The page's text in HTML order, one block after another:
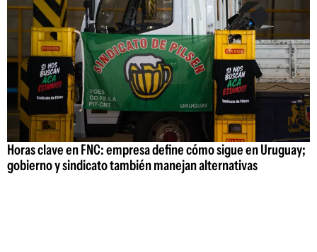
Horas clave en FNC: empresa define cómo sigue en Uruguay;
gobierno y sindicato también manejan alternativas